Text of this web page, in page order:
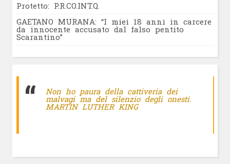
Protetto: P.R.CO.INT.Q.
GAETANO MURANA: “I miei 18 anni in carcere
da innocente accusato dal falso pentito
Scarantino”
Non ho paura della cattiveria dei
malvagi ma del silenzio degli onesti.
MARTIN LUTHER KING